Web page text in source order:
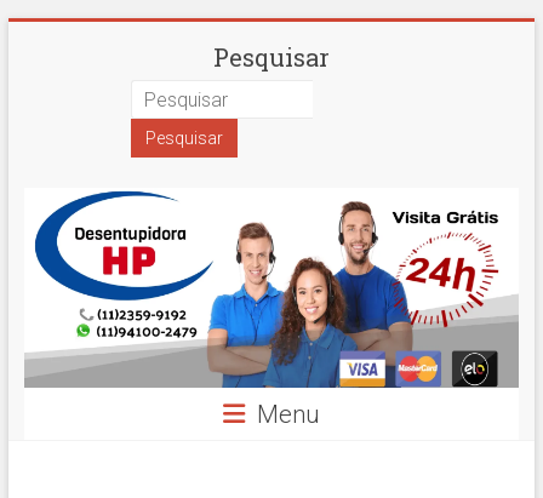
Desentupidora
Paulo
Hidro
Prime
Pesquisar
Menu